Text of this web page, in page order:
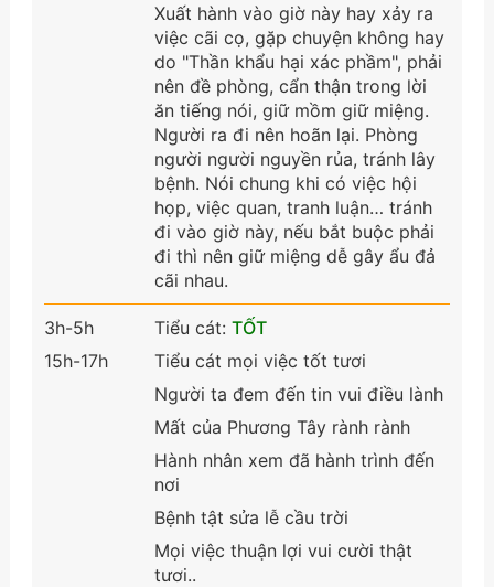
Xuất hành vào giờ này hay xảy ra
việc cãi cọ, gặp chuyện không hay
do "Thần khẩu hại xác phầm", phải
nên đề phòng, cẩn thận trong lời
ăn tiếng nói, giữ mồm giữ miệng.
Người ra đi nên hoãn lại. Phòng
người người nguyền rủa, tránh lây
bệnh. Nói chung khi có việc hội
họp, việc quan, tranh luận… tránh
đi vào giờ này, nếu bắt buộc phải
đi thì nên giữ miệng dễ gây ẩu đả
cãi nhau.
3h-5h
15h-17h
Tiểu cát: TỐT
Tiểu cát mọi việc tốt tươi
Người ta đem đến tin vui điều lành
Mất của Phương Tây rành rành
Hành nhân xem đã hành trình đến
nơi
Bệnh tật sửa lễ cầu trời
Mọi việc thuận lợi vui cười thật
tươi..